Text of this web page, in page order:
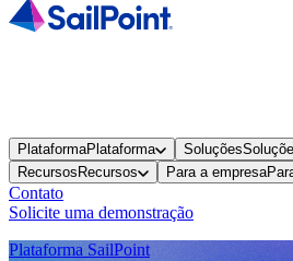
PlataformaPlataforma Soluções
Recursos Recursos Para a empresa
Contato
Solicite uma demonstração
Plataforma SailPoint